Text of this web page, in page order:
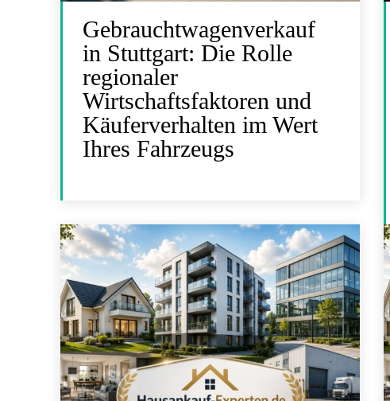
Gebrauchtwagenverkauf
in Stuttgart: Die Rolle
regionaler
Wirtschaftsfaktoren und
Käuferverhalten im Wert
Ihres Fahrzeugs